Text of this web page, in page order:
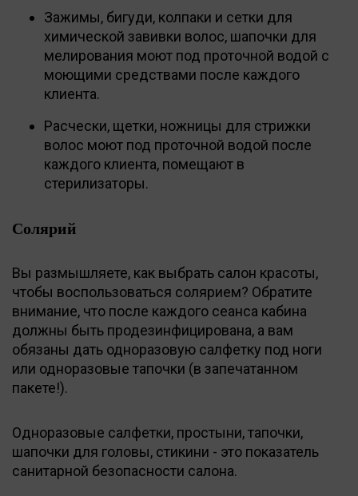
Зажимы, бигуди, колпаки и сетки для
химической завивки волос, шапочки для
мелирования моют под проточной водой с
моющими средствами после каждого
клиента.
Расчески, щетки, ножницы для стрижки
волос моют под проточной водой после
каждого клиента, помещают в
стерилизаторы.
Солярий
Вы размышляете, как выбрать салон красоты,
чтобы воспользоваться солярием? Обратите
внимание, что после каждого сеанса кабина
должны быть продезинфицирована, а вам
обязаны дать одноразовую салфетку под ноги
или одноразовые тапочки (в запечатанном
пакете!).
Одноразовые салфетки, простыни, тапочки,
шапочки для головы, стикини - это показатель
санитарной безопасности салона.